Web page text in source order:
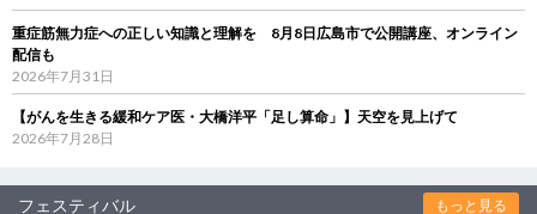
重症筋無力症への正しい知識と理解を 8月8日広島市で公開講座、オンライン
配信も
2026年7月31日
【がんを生きる緩和ケア医・大橋洋平「足し算命」】天空を見上げて
2026年7月28日
フェスティバル もっと見る